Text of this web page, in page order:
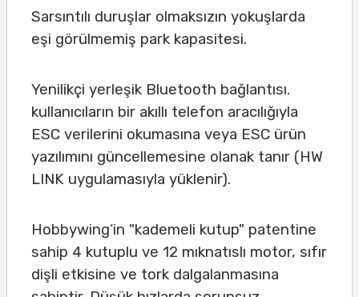
Sarsıntılı duruşlar olmaksızın yokuşlarda
eşi görülmemiş park kapasitesi.
Yenilikçi yerleşik Bluetooth bağlantısı.
kullanıcıların bir akıllı telefon aracılığıyla
ESC verilerini okumasına veya ESC ürün
yazılımını güncellemesine olanak tanır (HW
LINK uygulamasıyla yüklenir).
Hobbywing’in "kademeli kutup" patentine
sahip 4 kutuplu ve 12 mıknatıslı motor, sıfır
dişli etkisine ve tork dalgalanmasına